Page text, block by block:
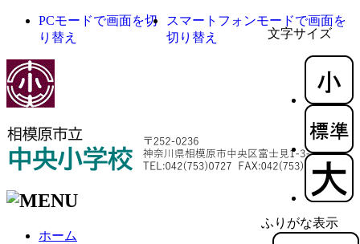
文字サイズ
ふりがな表示
PCモードで画面を切
り替え
スマートフォンモードで画面を
切り替え
ホーム